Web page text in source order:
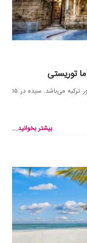
توریستی
شهر سیده آنتالیا یکی از زیباترین شهر‌های کشور ترکیه می‌باشد. سیده در ۱۵
بیشتر بخوانید...